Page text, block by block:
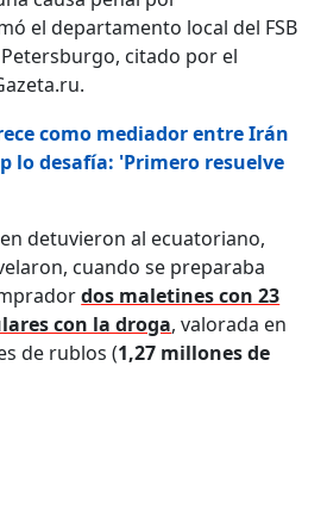
el departamento local del FSB
citado por el
como mediador entre Irán
lo desafía: 'Primero resuelve
detuvieron al ecuatoriano,
cuando se preparaba
dos maletines con 23
con la droga, valorada en
de rublos (1,27 millones de